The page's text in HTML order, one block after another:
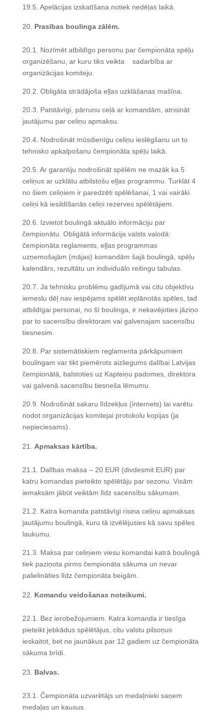
19.5. Apelācijas izskatīšana notiek nedēļas laikā.
Prasības boulinga zālēm.
20.1. Nozīmēt atbildīgo personu par čempionāta spēļu
organizēšanu, ar kuru tiks veikta sadarbība ar
organizācijas komiteju.
20.2. Obligāta strādājoša eļļas uzklāšanas mašīna.
20.3. Patstāvīgi, pārrunu ceļā ar komandām, atrisināt
jautājumu par celiņu apmaksu.
20.4. Nodrošināt mūsdienīgu celiņu ieslēgšanu un to
tehnisko apkalpošanu čempionāta spēļu laikā.
20.5. Ar garantiju nodrošināt spēlēm ne mazāk ka 5
celiņus ar uzklātu atbilstošu eļļas programmu. Turklāt 4
no šiem celiņiem ir paredzēti spēlēšanai, 1 vai vairāki
celiņi kā iesildīšanās celiņi rezerves spēlētājiem.
20.6. Izvietot boulingā aktuālo informāciju par
čempionātu. Obligātā informācija valsts valodā:
čempionāta reglaments, eļļas programmas
uzņemošajām (mājas) komandām šajā boulingā, spēļu
kalendārs, rezultātu un individuālo reitingu tabulas.
20.7. Ja tehnisku problēmu gadījumā vai citu objektīvu
iemeslu dēļ nav iespējams spēlēt ieplānotās spēles, tad
atbildīgai personai, no šī boulinga, ir nekavējoties jāziņo
par to sacensību direktoram vai galvenajam sacensību
tiesnesim.
20.8. Par sistemātiskiem reglamenta pārkāpumiem
boulingam var tikt piemērots aizliegums dalībai Latvijas
čempionātā, balstoties uz Kapteiņu padomes, direktora
vai galvenā sacensību tiesneša lēmumu.
20.9. Nodrošināt sakaru līdzekļus (internets) lai varētu
nodot organizācijas komitejai protokolu kopijas (ja
nepieciesams).
Apmaksas kārtība.
21.1. Dalības maksa – 20 EUR (divdesmit EUR) par
katru komandas pieteikto spēlētāju par sezonu. Visām
iemaksām jābūt veiktām līdz sacensību sākumam.
21.2. Katra komanda patstāvīgi risina celiņu apmaksas
jautājumu boulingā, kuru tā izvēlējusies kā savu spēles
laukumu.
21.3. Maksa par celiņiem viesu komandai katrā boulingā
tiek paziņota pirms čempionāta sākuma un nevar
palielināties līdz čempionāta beigām.
Komandu veidošanas noteikumi.
22.1. Bez ierobežojumiem. Katra komanda ir tiesīga
pieteikt jebkādus spēlētājus, citu valstu pilsoņus
ieskaitot, bet ne jaunākus par 12 gadiem uz čempionāta
sākuma brīdi.
Balvas.
23.1. Čempionāta uzvarētājs un medaļnieki saņem
medaļas un kausus.